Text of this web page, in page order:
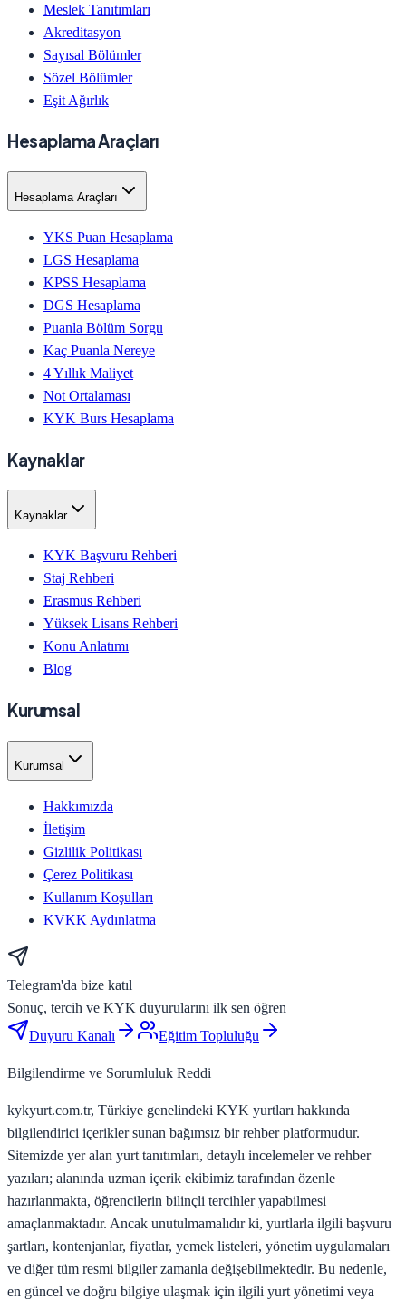
Meslek Tanıtımları
Akreditasyon
Sayısal Bölümler
Sözel Bölümler
Eşit Ağırlık
Hesaplama Araçları
Hesaplama Araçları
YKS Puan Hesaplama
LGS Hesaplama
KPSS Hesaplama
DGS Hesaplama
Puanla Bölüm Sorgu
Kaç Puanla Nereye
4 Yıllık Maliyet
Not Ortalaması
KYK Burs Hesaplama
Kaynaklar
Kaynaklar
KYK Başvuru Rehberi
Staj Rehberi
Erasmus Rehberi
Yüksek Lisans Rehberi
Konu Anlatımı
Blog
Kurumsal
Kurumsal
Hakkımızda
İletişim
Gizlilik Politikası
Çerez Politikası
Kullanım Koşulları
KVKK Aydınlatma
Telegram'da bize katıl
Sonuç, tercih ve KYK duyurularını ilk sen öğren
Duyuru Kanalı
Eğitim Topluluğu
Bilgilendirme ve Sorumluluk Reddi
kykyurt.com.tr, Türkiye genelindeki KYK yurtları hakkında
bilgilendirici içerikler sunan bağımsız bir rehber platformudur.
Sitemizde yer alan yurt tanıtımları, detaylı incelemeler ve rehber
yazıları; alanında uzman içerik ekibimiz tarafından özenle
hazırlanmakta, öğrencilerin bilinçli tercihler yapabilmesi
amaçlanmaktadır. Ancak unutulmamalıdır ki, yurtlarla ilgili başvuru
şartları, kontenjanlar, fiyatlar, yemek listeleri, yönetim uygulamaları
ve diğer tüm resmi bilgiler zamanla değişebilmektedir. Bu nedenle,
en güncel ve doğru bilgiye ulaşmak için ilgili yurt yönetimi veya